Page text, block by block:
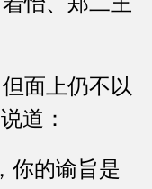
面上仍不以
道：
你的谕旨是